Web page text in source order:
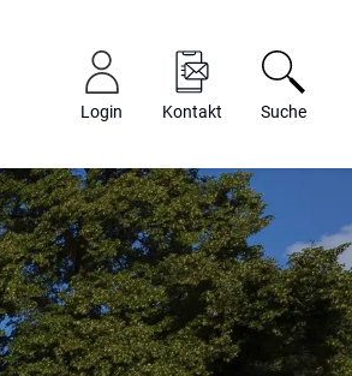
Login Kontakt Suche